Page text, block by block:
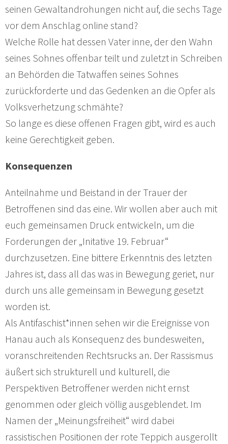
seinen Gewaltandrohungen nicht auf, die sechs Tage
vor dem Anschlag online stand?
Welche Rolle hat dessen Vater inne, der den Wahn
seines Sohnes offenbar teilt und zuletzt in Schreiben
an Behörden die Tatwaffen seines Sohnes
zurückforderte und das Gedenken an die Opfer als
Volksverhetzung schmähte?
So lange es diese offenen Fragen gibt, wird es auch
keine Gerechtigkeit geben.
Konsequenzen
Anteilnahme und Beistand in der Trauer der
Betroffenen sind das eine. Wir wollen aber auch mit
euch gemeinsamen Druck entwickeln, um die
Forderungen der „Initative 19. Februar“
durchzusetzen. Eine bittere Erkenntnis des letzten
Jahres ist, dass all das was in Bewegung geriet, nur
durch uns alle gemeinsam in Bewegung gesetzt
worden ist.
Als Antifaschist*innen sehen wir die Ereignisse von
Hanau auch als Konsequenz des bundesweiten,
voranschreitenden Rechtsrucks an. Der Rassismus
äußert sich strukturell und kulturell, die
Perspektiven Betroffener werden nicht ernst
genommen oder gleich völlig ausgeblendet. Im
Namen der „Meinungsfreiheit“ wird dabei
rassistischen Positionen der rote Teppich ausgerollt